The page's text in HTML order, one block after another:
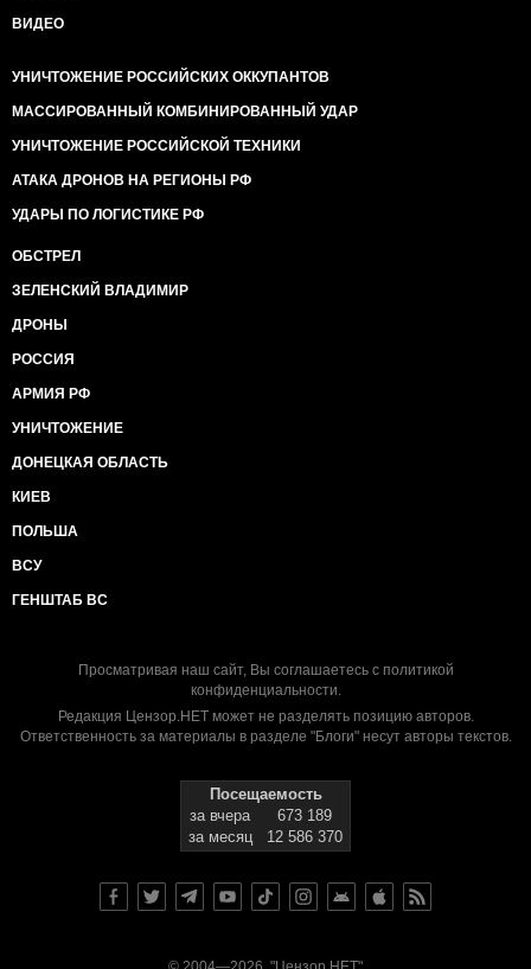
ВИДЕО
УНИЧТОЖЕНИЕ РОССИЙСКИХ ОККУПАНТОВ
МАССИРОВАННЫЙ КОМБИНИРОВАННЫЙ УДАР
УНИЧТОЖЕНИЕ РОССИЙСКОЙ ТЕХНИКИ
АТАКА ДРОНОВ НА РЕГИОНЫ РФ
УДАРЫ ПО ЛОГИСТИКЕ РФ
ОБСТРЕЛ
ЗЕЛЕНСКИЙ ВЛАДИМИР
ДРОНЫ
РОССИЯ
АРМИЯ РФ
УНИЧТОЖЕНИЕ
ДОНЕЦКАЯ ОБЛАСТЬ
КИЕВ
ПОЛЬША
ВСУ
ГЕНШТАБ ВС
Просматривая наш сайт, Вы соглашаетесь с политикой
конфиденциальности.
Редакция Цензор.НЕТ может не разделять позицию авторов.
Ответственность за материалы в разделе "Блоги" несут авторы текстов.
Посещаемость
за вчера
673 189
за месяц
12 586 370